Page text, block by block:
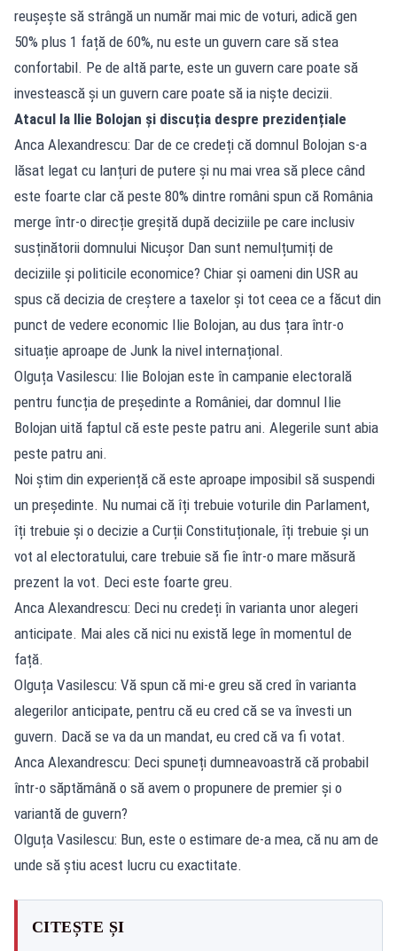
reușește să strângă un număr mai mic de voturi, adică gen
50% plus 1 față de 60%, nu este un guvern care să stea
confortabil. Pe de altă parte, este un guvern care poate să
investească și un guvern care poate să ia niște decizii.
Atacul la Ilie Bolojan și discuția despre prezidențiale
Anca Alexandrescu: Dar de ce credeți că domnul Bolojan s-a
lăsat legat cu lanțuri de putere și nu mai vrea să plece când
este foarte clar că peste 80% dintre români spun că România
merge într-o direcție greșită după deciziile pe care inclusiv
susținătorii domnului Nicușor Dan sunt nemulțumiți de
deciziile și politicile economice? Chiar și oameni din USR au
spus că decizia de creștere a taxelor și tot ceea ce a făcut din
punct de vedere economic Ilie Bolojan, au dus țara într-o
situație aproape de Junk la nivel internațional.
Olguța Vasilescu: Ilie Bolojan este în campanie electorală
pentru funcția de președinte a României, dar domnul Ilie
Bolojan uită faptul că este peste patru ani. Alegerile sunt abia
peste patru ani.
Noi știm din experiență că este aproape imposibil să suspendi
un președinte. Nu numai că îți trebuie voturile din Parlament,
îți trebuie și o decizie a Curții Constituționale, îți trebuie și un
vot al electoratului, care trebuie să fie într-o mare măsură
prezent la vot. Deci este foarte greu.
Anca Alexandrescu: Deci nu credeți în varianta unor alegeri
anticipate. Mai ales că nici nu există lege în momentul de
față.
Olguța Vasilescu: Vă spun că mi-e greu să cred în varianta
alegerilor anticipate, pentru că eu cred că se va învesti un
guvern. Dacă se va da un mandat, eu cred că va fi votat.
Anca Alexandrescu: Deci spuneți dumneavoastră că probabil
într-o săptămână o să avem o propunere de premier și o
variantă de guvern?
Olguța Vasilescu: Bun, este o estimare de-a mea, că nu am de
unde să știu acest lucru cu exactitate.
CITEȘTE ȘI